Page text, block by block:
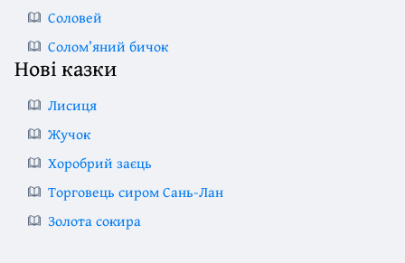
Соловей
Солом’яний бичок
Нові казки
Лисиця
Жучок
Хоробрий заєць
Торговець сиром Сань-Лан
Золота сокира